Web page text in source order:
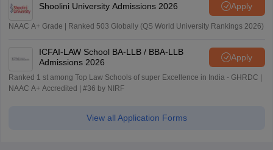
Shoolini University Admissions 2026 Apply
NAAC A+ Grade | Ranked 503 Globally (QS World University Rankings 2026)
ICFAI-LAW School BA-LLB / BBA-LLB
Admissions 2026
Apply
Ranked 1 st among Top Law Schools of super Excellence in India - GHRDC |
NAAC A+ Accredited | #36 by NIRF
View all Application Forms